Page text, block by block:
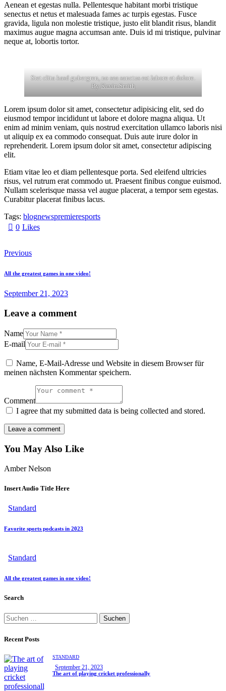
Aenean et egestas nulla. Pellentesque habitant morbi tristique
senectus et netus et malesuada fames ac turpis egestas. Fusce
gravida, ligula non molestie tristique, justo elit blandit risus, blandit
maximus augue magna accumsan ante. Duis id mi tristique, pulvinar
neque at, lobortis tortor.
Stet clita kasd gubergren, no sea sanctus est labore et dolore.
ByKevin Smith
Lorem ipsum dolor sit amet, consectetur adipisicing elit, sed do
eiusmod tempor incididunt ut labore et dolore magna aliqua. Ut
enim ad minim veniam, quis nostrud exercitation ullamco laboris nisi
ut aliquip ex ea commodo consequat. Duis aute irure dolor in
reprehenderit. Lorem ipsum dolor sit amet, consectetur adipiscing
elit.
Etiam vitae leo et diam pellentesque porta. Sed eleifend ultricies
risus, vel rutrum erat commodo ut. Praesent finibus congue euismod.
Nullam scelerisque massa vel augue placerat, a tempor sem egestas.
Curabitur placerat finibus lacus.
Tags: blognewspremieresports
0 Likes
Previous
All the greatest games in one video!
September 21, 2023
Leave a comment
Name
E-mail
Name, E-Mail-Adresse und Website in diesem Browser für
meinen nächsten Kommentar speichern.
Comment
I agree that my submitted data is being collected and stored.
You May Also Like
Amber Nelson
Insert Audio Title Here
Standard
Favorite sports podcasts in 2023
Standard
All the greatest games in one video!
Search
Recent Posts
STANDARD
September 21, 2023
The art of playing cricket professionally